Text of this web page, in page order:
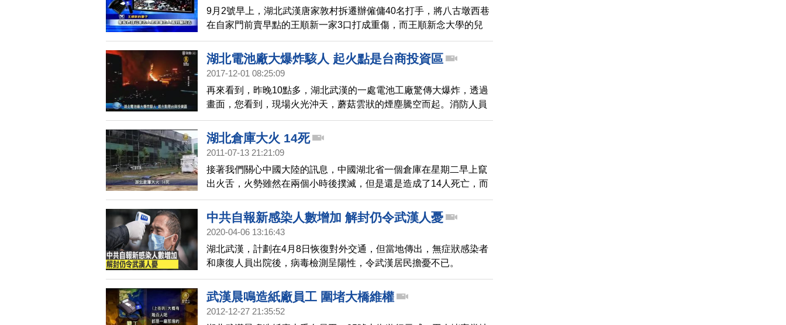
9月2號早上，湖北武漢唐家敦村拆遷辦僱傭40名打手，將八古墩西巷
在自家門前賣早點的王順新一家3口打成重傷，而王順新念大學的兒
子，甚至還被鋼筋從頭頂插入，事後政府相關部門對傷者，卻不聞不
問，讓家屬投訴無門。
湖北電池廠大爆炸駭人 起火點是台商投資區
2017-12-01 08:25:09
再來看到，昨晚10點多，湖北武漢的一處電池工廠驚傳大爆炸，透過
畫面，您看到，現場火光沖天，蘑菇雲狀的煙塵騰空而起。消防人員
撲救2小時後，才基本控制住火勢。陸媒報導，發生爆炸的是孚特電子
科技，去年8月，這家公司也曾發生過爆炸，數百平方公尺的廠房被
燒。陸媒說，這次起火點位在，武漢吳家山台商投資區機電工業園
湖北倉庫大火 14死
2011-07-13 21:21:09
接著我們關心中國大陸的訊息，中國湖北省一個倉庫在星期二早上竄
出火舌，火勢雖然在兩個小時後撲滅，但是還是造成了14人死亡，而
火災的原因初步研判為電線短路所造成。
中共自報新感染人數增加 解封仍令武漢人憂
2020-04-06 13:16:43
湖北武漢，計劃在4月8日恢復對外交通，但當地傳出，無症狀感染者
和康復人員出院後，病毒檢測呈陽性，令武漢居民擔憂不已。
武漢晨鳴造紙廠員工 圍堵大橋維權
2012-12-27 21:35:52